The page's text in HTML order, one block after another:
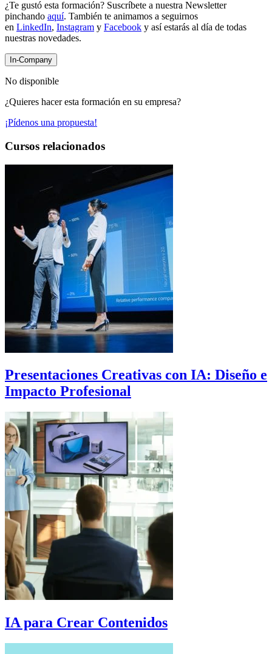
¿Te gustó esta formación? Suscríbete a nuestra Newsletter
pinchando aquí. También te animamos a seguirnos
en LinkedIn, Instagram y Facebook y así estarás al día de todas
nuestras novedades.
In-Company
No disponible
¿Quieres hacer esta formación en su empresa?
¡Pídenos una propuesta!
Cursos relacionados
Presentaciones Creativas con IA: Diseño e
Impacto Profesional
IA para Crear Contenidos